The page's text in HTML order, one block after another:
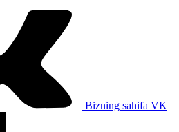
Bizning sahifa VK